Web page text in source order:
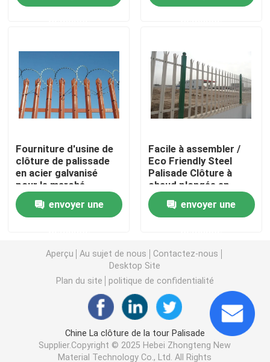
Contactez-nous
clôture de maillage de soudure
Clôture soudée à double fil
Barrière de sécurité provisoire
Barrière en acier tubulaire
Clôture de sécurité aéroportuaire
Clôture à maillons de chaîne en métal
Fourniture d'usine de
clôture de palissade
en acier galvanisé
pour le marché
envoyer une
Facile à assembler /
Eco Friendly Steel
Palisade Clôture à
chaud plongée en
poudre galvanisée
peinte en poudre
revêtue
envoyer une
Aperçu Au sujet de nous
Contactez-nous
Desktop Site
Plan du site
politique de confidentialité
Chine La clôture de la tour Palisade
Supplier.Copyright © 2025 Hebei Zhongteng New
Material Technology Co., Ltd. All Rights